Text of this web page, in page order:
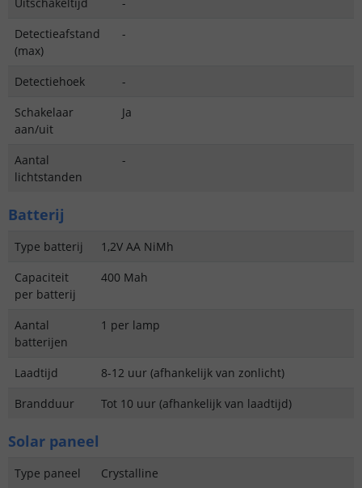
Detectieafstand
(max)
-
Detectiehoek
-
Schakelaar
aan/uit
Ja
Aantal
lichtstanden
-
Batterij
Type batterij
1,2V AA NiMh
Capaciteit
per batterij
400 Mah
Aantal
batterijen
1 per lamp
Laadtijd
8-12 uur (afhankelijk van zonlicht)
Brandduur
Tot 10 uur (afhankelijk van laadtijd)
Solar paneel
Type paneel
Crystalline